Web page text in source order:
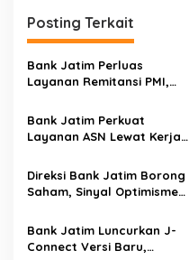
Posting Terkait
Bank Jatim Perluas
Layanan Remitansi PMI,
Hong Kong untuk Perkuat
Inklusi Keuangan
Bank Jatim Perkuat
Layanan ASN Lewat Kerja
Kelola Payroll Rp1,5 Triliun
per Bulan
Direksi Bank Jatim Borong
Saham, Sinyal Optimisme
Perseroan
Bank Jatim Luncurkan J-
Connect Versi Baru,